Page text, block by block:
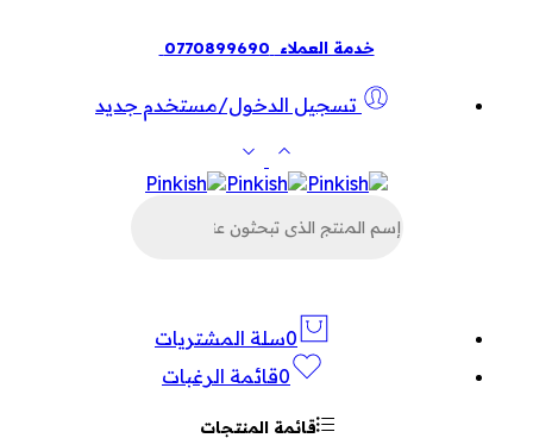
خدمة العملاء 0770899690
تسجيل الدخول/مستخدم جديد
عن
0سلة المشتريات
0قائمة الرغبات
قائمة المنتجات